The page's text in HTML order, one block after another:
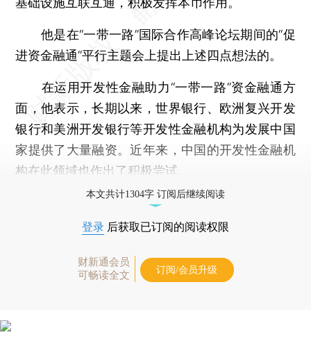
他是在“一带一路”国际合作高峰论坛期间的“促
进资金融通”平行主题会上提出上述四点想法的。
在运用开发性金融助力“一带一路”资金融通方
面，他表示，长期以来，世界银行、欧洲复兴开发
银行和美洲开发银行等开发性金融机构为发展中国
家提供了大量融资。近年来，中国的开发性金融机
构在此领域也作出了积极尝试。
本文共计1304字 订阅后继续阅读
登录 后获取已订阅的阅读权限
财新通会员
可畅读全文
订阅/会员升级